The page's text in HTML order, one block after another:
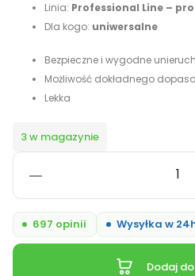
Linia: Professional Line –
Dla kogo: uniwersalne
Bezpieczne i wygodne
Możliwość dokładnego
Lekka
3 w magazynie
697 opinii Wysyłka w
stawu
kolanowego
Dodaj